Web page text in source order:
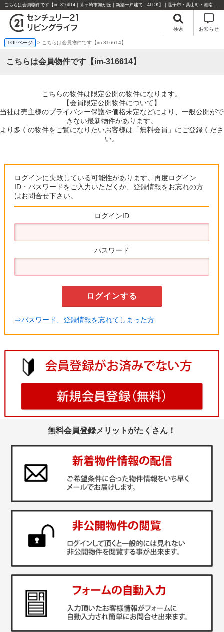
こちらは会員物件です【im-316614｜茅ヶ崎市旭が丘｜新築一戸建て｜4LDK】｜逗子市・葉山町・湘南エリアの不動産のことならセンチュリー21リビングライフにお任せください！
検索 お知らせ
TOPページ > こちらは会員物件です【im-316614】
こちらは会員物件です【im-316614】
こちらの物件は限定公開の物件になります。
【会員限定公開物件について】
当社は売主様のプライバシー保護や価格未定などにより、一般公開がで
きない最新物件があります。
より多くの物件をご覧になりたいお客様は「無料会員」にご登録くださ
い。
ログインに失敗している可能性があります。再度ログイン
ID・パスワードをご入力いただくか、登録情報をお忘れの方
はお問合せ下さい。
ログインID
パスワード
⇒パスワード、登録情報を忘れてしまった方
無料会員登録メリットがたくさん！